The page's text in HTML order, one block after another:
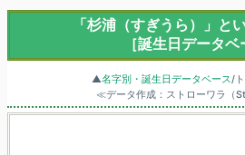
「杉浦（すぎうら）」と
［誕生日データベ
▲名字別・誕生日データベース/
≪データ作成：ストローワラ（